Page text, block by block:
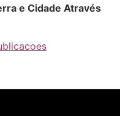
e Cidade Através